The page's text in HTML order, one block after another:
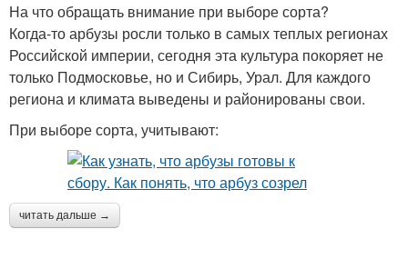
На что обращать внимание при выборе сорта?
Когда-то арбузы росли только в самых теплых регионах
Российской империи, сегодня эта культура покоряет не
только Подмосковье, но и Сибирь, Урал. Для каждого
региона и климата выведены и районированы свои.
При выборе сорта, учитывают:
читать дальше →